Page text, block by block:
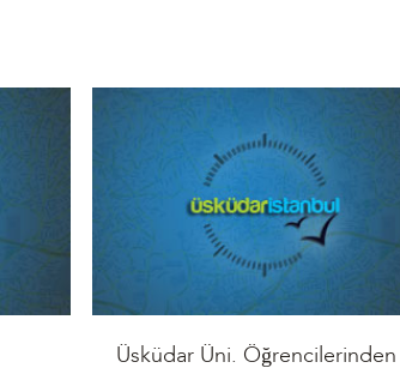
Üsküdar Üni. Öğrencilerinden